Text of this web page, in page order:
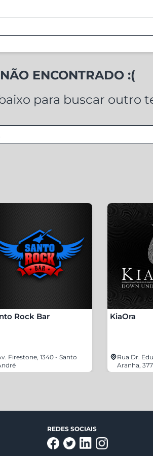
ENCONTRADO :(
para buscar outro
Rock Bar
Firestone, 1340 - Santo
KiaOra
Rua Dr.
Aranha,
REDES SOCIAIS